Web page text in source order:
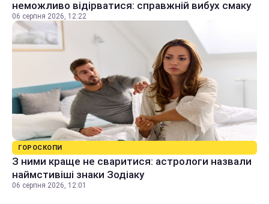
неможливо відірватися: справжній вибух смаку
06 серпня 2026, 12:22
ГОРОСКОПИ
З ними краще не сваритися: астрологи назвали
наймстивіші знаки Зодіаку
06 серпня 2026, 12:01